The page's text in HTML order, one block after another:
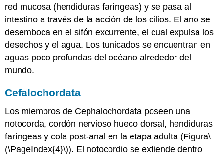
red mucosa (hendiduras faríngeas) y se pasa al
intestino a través de la acción de los cilios. El ano se
desemboca en el sifón excurrente, el cual expulsa los
desechos y el agua. Los tunicados se encuentran en
aguas poco profundas del océano alrededor del
mundo.
Cefalochordata
Los miembros de Cephalochordata poseen una
notocorda, cordón nervioso hueco dorsal, hendiduras
faríngeas y cola post-anal en la etapa adulta (Figura\
(\PageIndex{4}\)). El notocordio se extiende dentro